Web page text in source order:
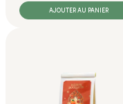
AJOUTER AU PANIER